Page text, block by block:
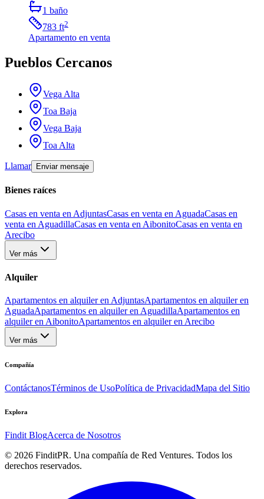
1 baño
783 ft2
Apartamento en venta
Pueblos Cercanos
Vega Alta
Toa Baja
Vega Baja
Toa Alta
Llamar Enviar mensaje
Bienes raíces
Casas en venta en AdjuntasCasas en venta en AguadaCasas en
venta en AguadillaCasas en venta en AibonitoCasas en venta en
Arecibo
Ver más
Alquiler
Apartamentos en alquiler en AdjuntasApartamentos en alquiler en
AguadaApartamentos en alquiler en AguadillaApartamentos en
alquiler en AibonitoApartamentos en alquiler en Arecibo
Ver más
Compañía
ContáctanosTérminos de UsoPolítica de PrivacidadMapa del Sitio
Explora
Findit BlogAcerca de Nosotros
© 2026 FinditPR. Una compañía de Red Ventures. Todos los
derechos reservados.